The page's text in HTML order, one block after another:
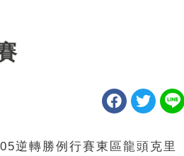
逆轉勝例行賽東區龍頭克里